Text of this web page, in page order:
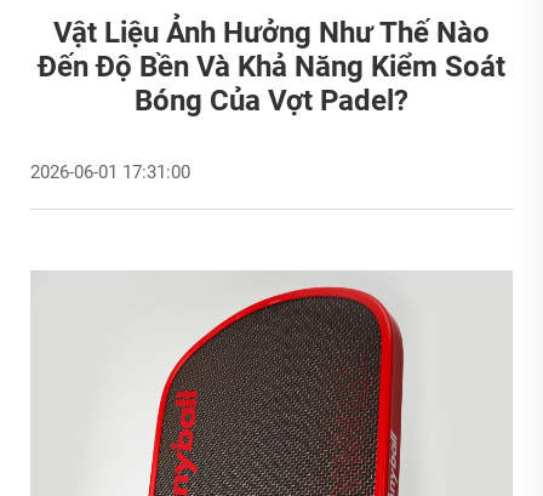
Vật Liệu Ảnh Hưởng Như Thế Nào
Đến Độ Bền Và Khả Năng Kiểm Soát
Bóng Của Vợt Padel?
2026-06-01 17:31:00